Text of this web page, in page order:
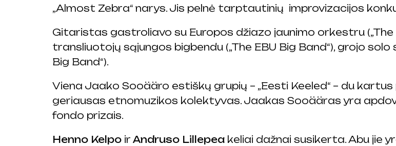
„Almost Zebra“ narys. Jis pelnė tarptautinių improvizacijos
Gitaristas gastroliavo su Europos džiazo jaunimo orkestru
transliuotojų sąjungos bigbendu („The EBU Big Band“), grojo
Big Band“).
Viena Jaako Sooääro estiškų grupių – „Eesti Keeled“ – du
geriausas etnomuzikos kolektyvas. Jaakas Sooääras yra
fondo prizais.
Henno Kelpo ir Andruso Lillepea keliai dažnai susikerta. Abu jie